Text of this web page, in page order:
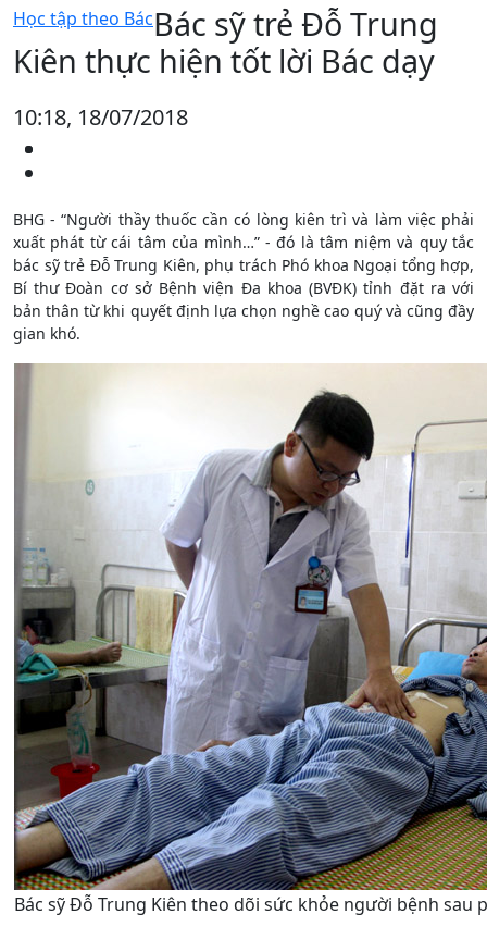
Học tập theo BácBác sỹ trẻ Đỗ Trung
Kiên thực hiện tốt lời Bác dạy
10:18, 18/07/2018
BHG - “Người thầy thuốc cần có lòng kiên trì và làm việc phải
xuất phát từ cái tâm của mình…” - đó là tâm niệm và quy tắc
bác sỹ trẻ Đỗ Trung Kiên, phụ trách Phó khoa Ngoại tổng hợp,
Bí thư Đoàn cơ sở Bệnh viện Đa khoa (BVĐK) tỉnh đặt ra với
bản thân từ khi quyết định lựa chọn nghề cao quý và cũng đầy
gian khó.
Bác sỹ Đỗ Trung Kiên theo dõi sức khỏe người bệnh sau